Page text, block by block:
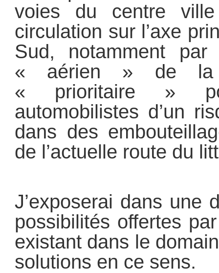
voies du centre
circulation sur l’axe
Sud, notamment par
« aérien » de la
« prioritaire »
automobilistes d’un
dans des
de l’actuelle route du
J’exposerai dans une
possibilités offertes
existant dans le
solutions en ce sens.